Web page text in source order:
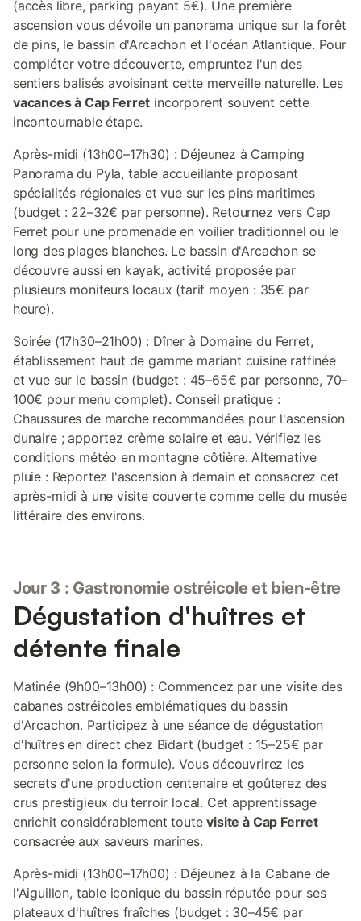
(accès libre, parking payant 5€). Une première
ascension vous dévoile un panorama unique sur la forêt
de pins, le bassin d'Arcachon et l'océan Atlantique. Pour
compléter votre découverte, empruntez l'un des
sentiers balisés avoisinant cette merveille naturelle. Les
vacances à Cap Ferret incorporent souvent cette
incontournable étape.
Après-midi (13h00–17h30) : Déjeunez à Camping
Panorama du Pyla, table accueillante proposant
spécialités régionales et vue sur les pins maritimes
(budget : 22–32€ par personne). Retournez vers Cap
Ferret pour une promenade en voilier traditionnel ou le
long des plages blanches. Le bassin d'Arcachon se
découvre aussi en kayak, activité proposée par
plusieurs moniteurs locaux (tarif moyen : 35€ par
heure).
Soirée (17h30–21h00) : Dîner à Domaine du Ferret,
établissement haut de gamme mariant cuisine raffinée
et vue sur le bassin (budget : 45–65€ par personne, 70–
100€ pour menu complet). Conseil pratique :
Chaussures de marche recommandées pour l'ascension
dunaire ; apportez crème solaire et eau. Vérifiez les
conditions météo en montagne côtière. Alternative
pluie : Reportez l'ascension à demain et consacrez cet
après-midi à une visite couverte comme celle du musée
littéraire des environs.
Jour 3 : Gastronomie ostréicole et bien-être
Dégustation d'huîtres et
détente finale
Matinée (9h00–13h00) : Commencez par une visite des
cabanes ostréicoles emblématiques du bassin
d'Arcachon. Participez à une séance de dégustation
d'huîtres en direct chez Bidart (budget : 15–25€ par
personne selon la formule). Vous découvrirez les
secrets d'une production centenaire et goûterez des
crus prestigieux du terroir local. Cet apprentissage
enrichit considérablement toutevisite à Cap Ferret
consacrée aux saveurs marines.
Après-midi (13h00–17h00) : Déjeunez à la Cabane de
l'Aiguillon, table iconique du bassin réputée pour ses
plateaux d'huîtres fraîches (budget : 30–45€ par